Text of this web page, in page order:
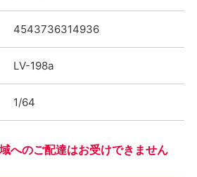
4543736314936
LV-198a
1/64
へのご配達はお受けできません